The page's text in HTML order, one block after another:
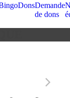
DonsDemande
de dons